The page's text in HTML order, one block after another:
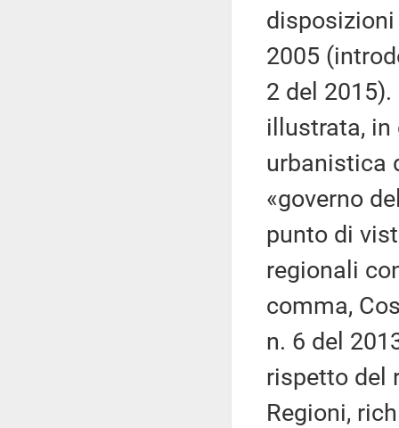
2005
2 del
illustrata,
urbanistica
«governo
punto di
regionali
comma,
n. 6 del
rispetto del
Regioni,